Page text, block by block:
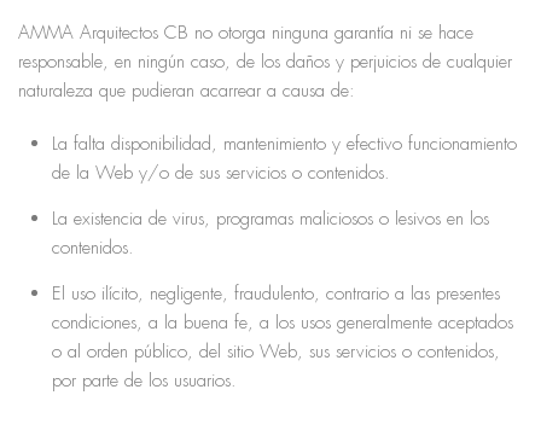
AMMA Arquitectos CB no otorga ninguna garantía ni se hace
responsable, en ningún caso, de los daños y perjuicios de cualquier
naturaleza que pudieran acarrear a causa de:
La falta disponibilidad, mantenimiento y efectivo funcionamiento
de la Web y/o de sus servicios o contenidos.
La existencia de virus, programas maliciosos o lesivos en los
contenidos.
El uso ilícito, negligente, fraudulento, contrario a las presentes
condiciones, a la buena fe, a los usos generalmente aceptados
o al orden público, del sitio Web, sus servicios o contenidos,
por parte de los usuarios.